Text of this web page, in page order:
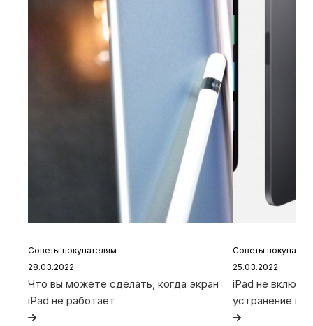
Советы покупателям —
28.03.2022
Что вы можете сделать, когда экран
iPad не работает
Советы
25.03.2022
iPad не
устранение